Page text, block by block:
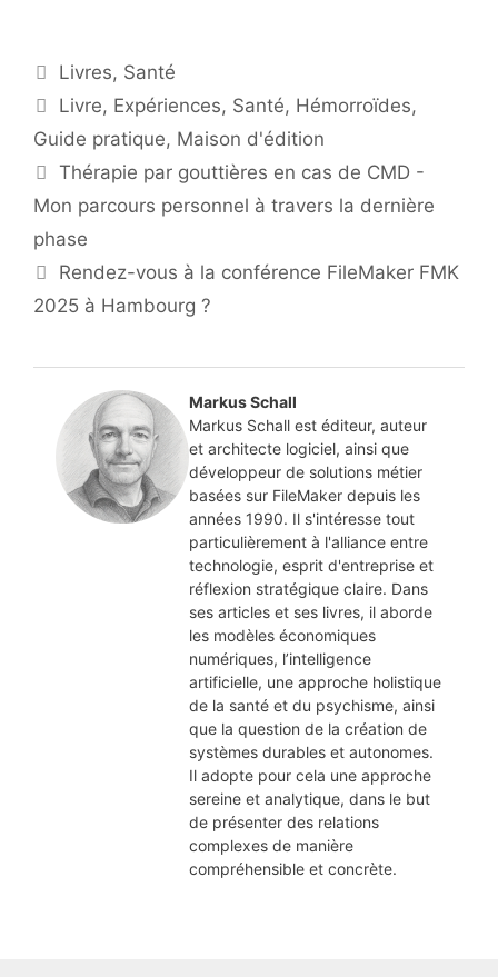
Catégories
Livres, Santé
Étiquettes
Livre, Expériences, Santé, Hémorroïdes,
Guide pratique, Maison d'édition
Thérapie par gouttières en cas de CMD -
Mon parcours personnel à travers la dernière
phase
Rendez-vous à la conférence FileMaker FMK
2025 à Hambourg ?
Markus Schall
Markus Schall est éditeur, auteur
et architecte logiciel, ainsi que
développeur de solutions métier
basées sur FileMaker depuis les
années 1990. Il s'intéresse tout
particulièrement à l'alliance entre
technologie, esprit d'entreprise et
réflexion stratégique claire. Dans
ses articles et ses livres, il aborde
les modèles économiques
numériques, l’intelligence
artificielle, une approche holistique
de la santé et du psychisme, ainsi
que la question de la création de
systèmes durables et autonomes.
Il adopte pour cela une approche
sereine et analytique, dans le but
de présenter des relations
complexes de manière
compréhensible et concrète.